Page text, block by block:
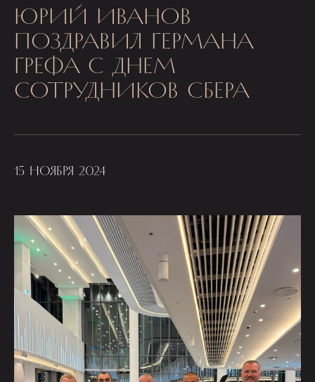
ЮРИЙ ИВАНОВ
ПОЗДРАВИЛ ГЕРМАНА
ГРЕФА С ДНЕМ
СОТРУДНИКОВ СБЕРА
15 НОЯБРЯ 2024